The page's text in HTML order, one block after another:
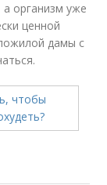
организм уже
ценной
дамы с